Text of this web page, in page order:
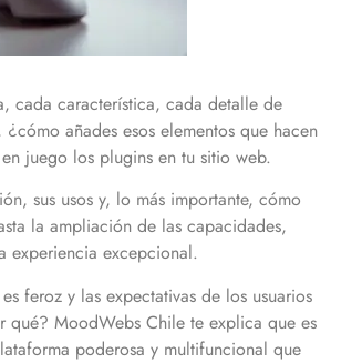
cada característica, cada detalle de
añades esos elementos que hacen
juego los plugins en tu sitio web.
sus usos y, lo más importante, cómo
la ampliación de las capacidades,
experiencia excepcional.
feroz y las expectativas de los usuarios
qué? MoodWebs Chile te explica que es
poderosa y multifuncional que